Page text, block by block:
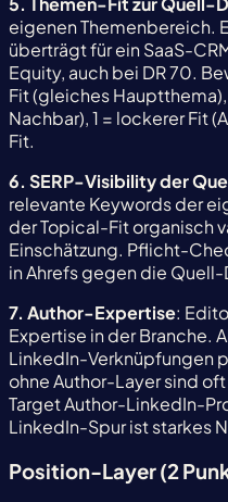
eigenen Themenbereich.
überträgt für ein SaaS-
Equity, auch bei DR 70.
Fit (gleiches
Nachbar), 1 = lockerer Fit
Fit.
6. SERP-Visibility der
relevante Keywords der
der Topical-Fit organisch
Einschätzung. Pflicht-
in Ahrefs gegen die
7. Author-Expertise:
Expertise in der Branche.
LinkedIn-Verknüpfungen
ohne Author-Layer sind
Target Author-LinkedIn-
LinkedIn-Spur ist starkes
Position-Layer (2